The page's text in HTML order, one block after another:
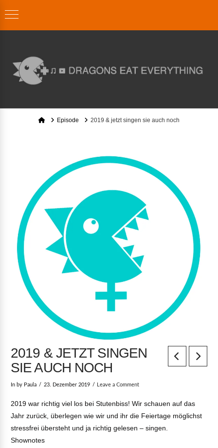
HomeEpisode 2019 & jetzt singen sie auch noch
2019 & JETZT SINGEN
SIE AUCH NOCH
In by Paula 23. Dezember 2019 Leave a Comment
2019 war richtig viel los bei Stutenbiss! Wir schauen auf das
Jahr zurück, überlegen wie wir und ihr die Feiertage möglichst
stressfrei übersteht und ja richtig gelesen – singen.
Shownotes